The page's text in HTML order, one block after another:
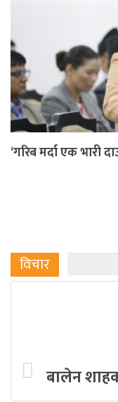
‘गरिब मर्दा एक भारी
विचार
बालेन